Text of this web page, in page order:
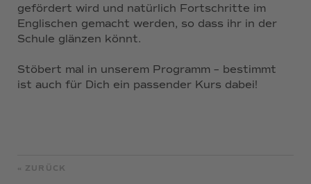
gefördert wird und natürlich Fortschritte im
Englischen gemacht werden, so dass ihr in der
Schule glänzen könnt.
Stöbert mal in unserem Programm – bestimmt
ist auch für Dich ein passender Kurs dabei!
« ZURÜCK